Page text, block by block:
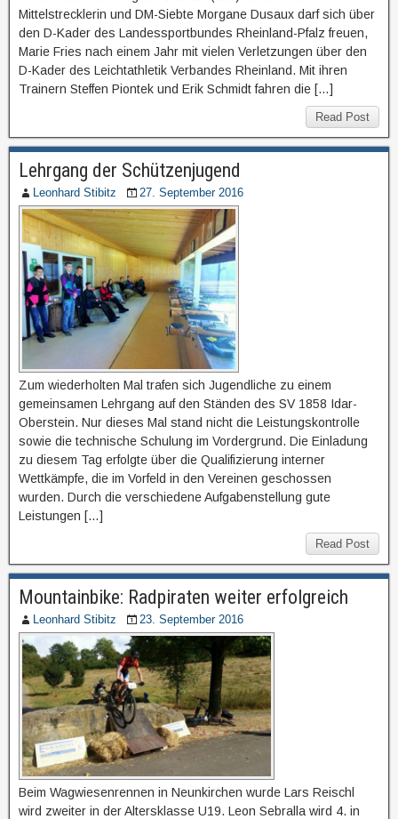
Mittelstrecklerin und DM-Siebte Morgane Dusaux darf sich über
den D-Kader des Landessportbundes Rheinland-Pfalz freuen,
Marie Fries nach einem Jahr mit vielen Verletzungen über den
D-Kader des Leichtathletik Verbandes Rheinland. Mit ihren
Trainern Steffen Piontek und Erik Schmidt fahren die […]
Read Post
Lehrgang der Schützenjugend
Leonhard Stibitz 27. September 2016
Zum wiederholten Mal trafen sich Jugendliche zu einem
gemeinsamen Lehrgang auf den Ständen des SV 1858 Idar-
Oberstein. Nur dieses Mal stand nicht die Leistungskontrolle
sowie die technische Schulung im Vordergrund. Die Einladung
zu diesem Tag erfolgte über die Qualifizierung interner
Wettkämpfe, die im Vorfeld in den Vereinen geschossen
wurden. Durch die verschiedene Aufgabenstellung gute
Leistungen […]
Read Post
Mountainbike: Radpiraten weiter erfolgreich
Leonhard Stibitz 23. September 2016
Beim Wagwiesenrennen in Neunkirchen wurde Lars Reischl
wird zweiter in der Altersklasse U19. Leon Sebralla wird 4. in